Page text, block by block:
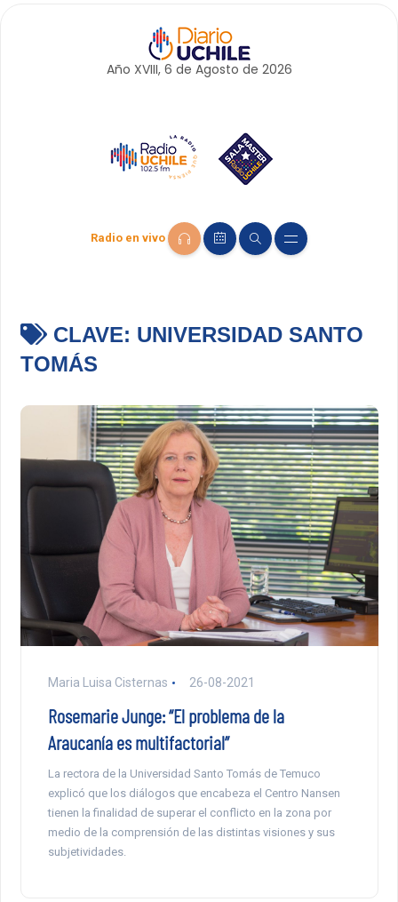
Año XVIII, 6 de Agosto de 2026
Radio en vivo
CLAVE: UNIVERSIDAD SANTO
TOMÁS
Maria Luisa Cisternas 26-08-2021
Rosemarie Junge: “El problema de la
Araucanía es multifactorial”
La rectora de la Universidad Santo Tomás de Temuco
explicó que los diálogos que encabeza el Centro Nansen
tienen la finalidad de superar el conflicto en la zona por
medio de la comprensión de las distintas visiones y sus
subjetividades.